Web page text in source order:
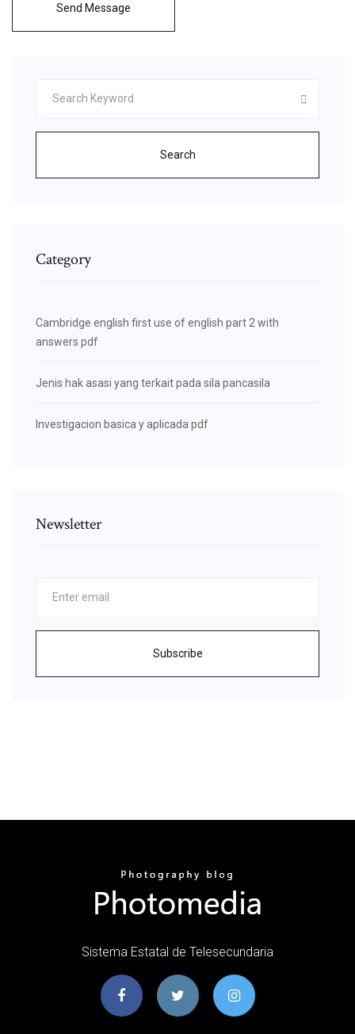
Send Message
Search
Category
Cambridge english first use of english part 2 with
answers pdf
Jenis hak asasi yang terkait pada sila pancasila
Investigacion basica y aplicada pdf
Newsletter
Subscribe
Sistema Estatal de Telesecundaria